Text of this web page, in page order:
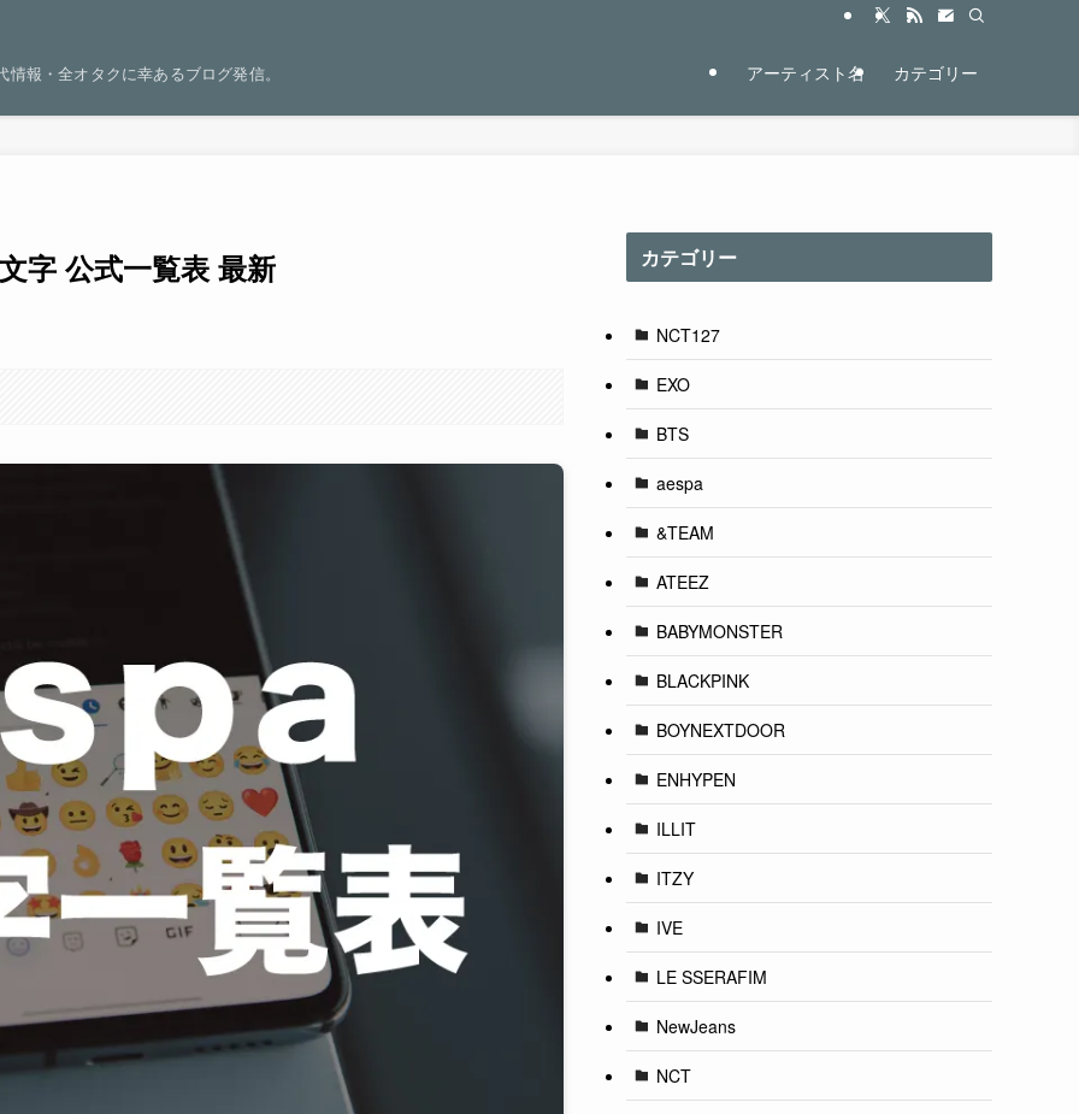
報・全オタクに幸あるブログ発信。 アーティスト名 カテゴリー
字 公式一覧表 最新 カテゴリー
NCT127
EXO
BTS
aespa
&TEAM
ATEEZ
BABYMONSTER
BLACKPINK
BOYNEXTDOOR
ENHYPEN
ILLIT
ITZY
IVE
LE SSERAFIM
NewJeans
NCT